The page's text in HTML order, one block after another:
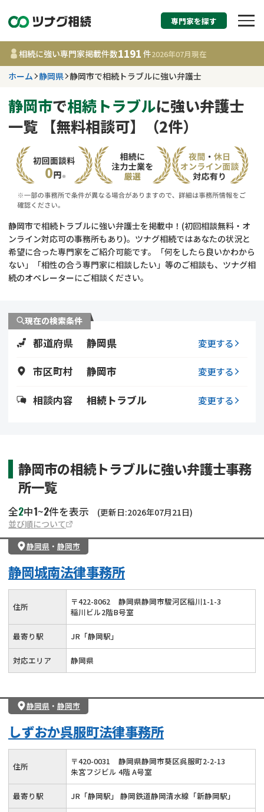
相続税申告・相続手
す
静岡県
事務所 1191
相談内容で探す
相続登記
遺留分侵害額請求
相続人調査
コラム
相続手続き
相続登記
専門家を探す
相続に強い専門家掲載件数1191 件2026年07月現在
ホーム 静岡県 静岡市で相続トラブルに強い弁護士
静岡市で相続トラブルに強い弁護士
一覧 【無料相談可】（2件）
静岡市で相続トラブルに強い弁護士を掲載中！(初回相談無料・オ
ンライン対応可の事務所もあり)。ツナグ相続ではあなたの状況と
希望に合った専門家をご紹介可能です。「何をしたら良いかわから
ない」「相性の合う専門家に相談したい」等のご相談も、ツナグ相
続のオペレーターにご相談ください。
現在の検索条件
都道府県 静岡県 変更する
市区町村 静岡市 変更する
相談内容 相続トラブル 変更する
静岡市の相続トラブルに強い弁護士事務
所一覧
全2中1~2件を表示
(更新日:2026年07月21日)
並び順について
静岡県 ・ 静岡市
静岡城南法律事務所
住所 〒422-8062
静岡県静岡市駿河区稲川1-1-3
稲川ビル2階B号室
最寄り駅 JR「静岡駅」
対応エリア 静岡県
静岡県 ・ 静岡市
しずおか呉服町法律事務所
住所 〒420-0031
静岡県静岡市葵区呉服町2-2-13
朱宮フジビル 4階 A号室
最寄り駅 JR「静岡駅」 静岡鉄道静岡清水線「新静岡駅」